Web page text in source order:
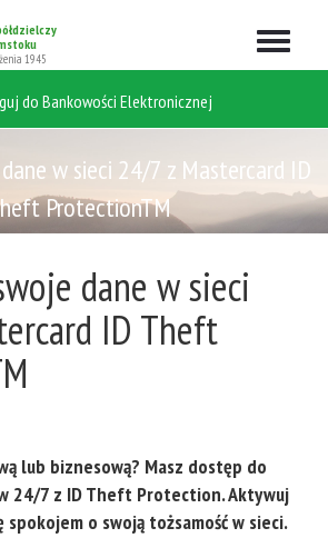
Rozwiń
1945
do Bankowości Elektronicznej
w sieci 24/7 z Mastercard ID
ProtectionTM
dane w sieci
ID Theft
lub biznesową? Masz dostęp do
24/7 z ID Theft Protection. Aktywuj
spokojem o swoją tożsamość w sieci.